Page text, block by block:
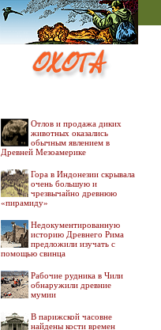
Отлов и продажа диких
животных оказались
обычным явлением в
Древней Мезоамерике
Гора в Индонезии скрывала
очень большую и
чрезвычайно древнюю
«пирамиду»
Недокументированную
историю Древнего Рима
предложили изучать с
помощью свинца
Рабочие рудника в Чили
обнаружили древние
мумии
В парижской часовне
найдены кости времен